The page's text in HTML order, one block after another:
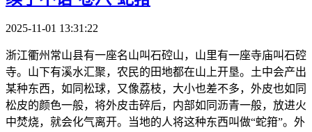
2025-11-01 13:31:22
浙江衢州常山县有一座名山叫石硿山，山里有一座寺庙叫石硿
寺。山下有溪水汇聚，农民的田地都在山上开垦。土中会产出
某种东西，如同松球，又像荔枝，大小也差不多，外皮也如同
松皮的颜色一般，将外皮击碎后，内部如同沥青一般，放进火
中焚烧，就会化气离开。当地的人将这种东西叫做“蛇箝”。外